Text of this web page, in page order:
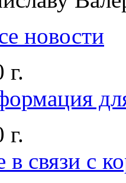
новости
г.
г.
в связи с